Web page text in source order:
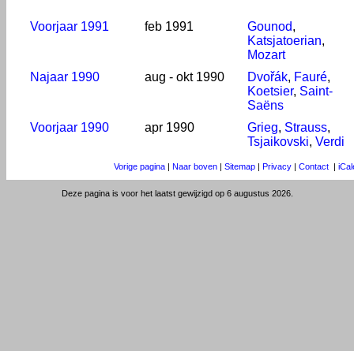
Voorjaar 1991 feb 1991 Gounod,
Katsjatoerian,
Mozart
Najaar 1990
aug - okt 1990 Dvořák, Fauré,
Koetsier, Saint-
Saëns
Voorjaar 1990
apr 1990 Grieg, Strauss,
Tsjaikovski, Verdi
Vorige pagina | Naar boven | Sitemap | Privacy | Contact |
Deze pagina is voor het laatst gewijzigd op 6 augustus 2026.